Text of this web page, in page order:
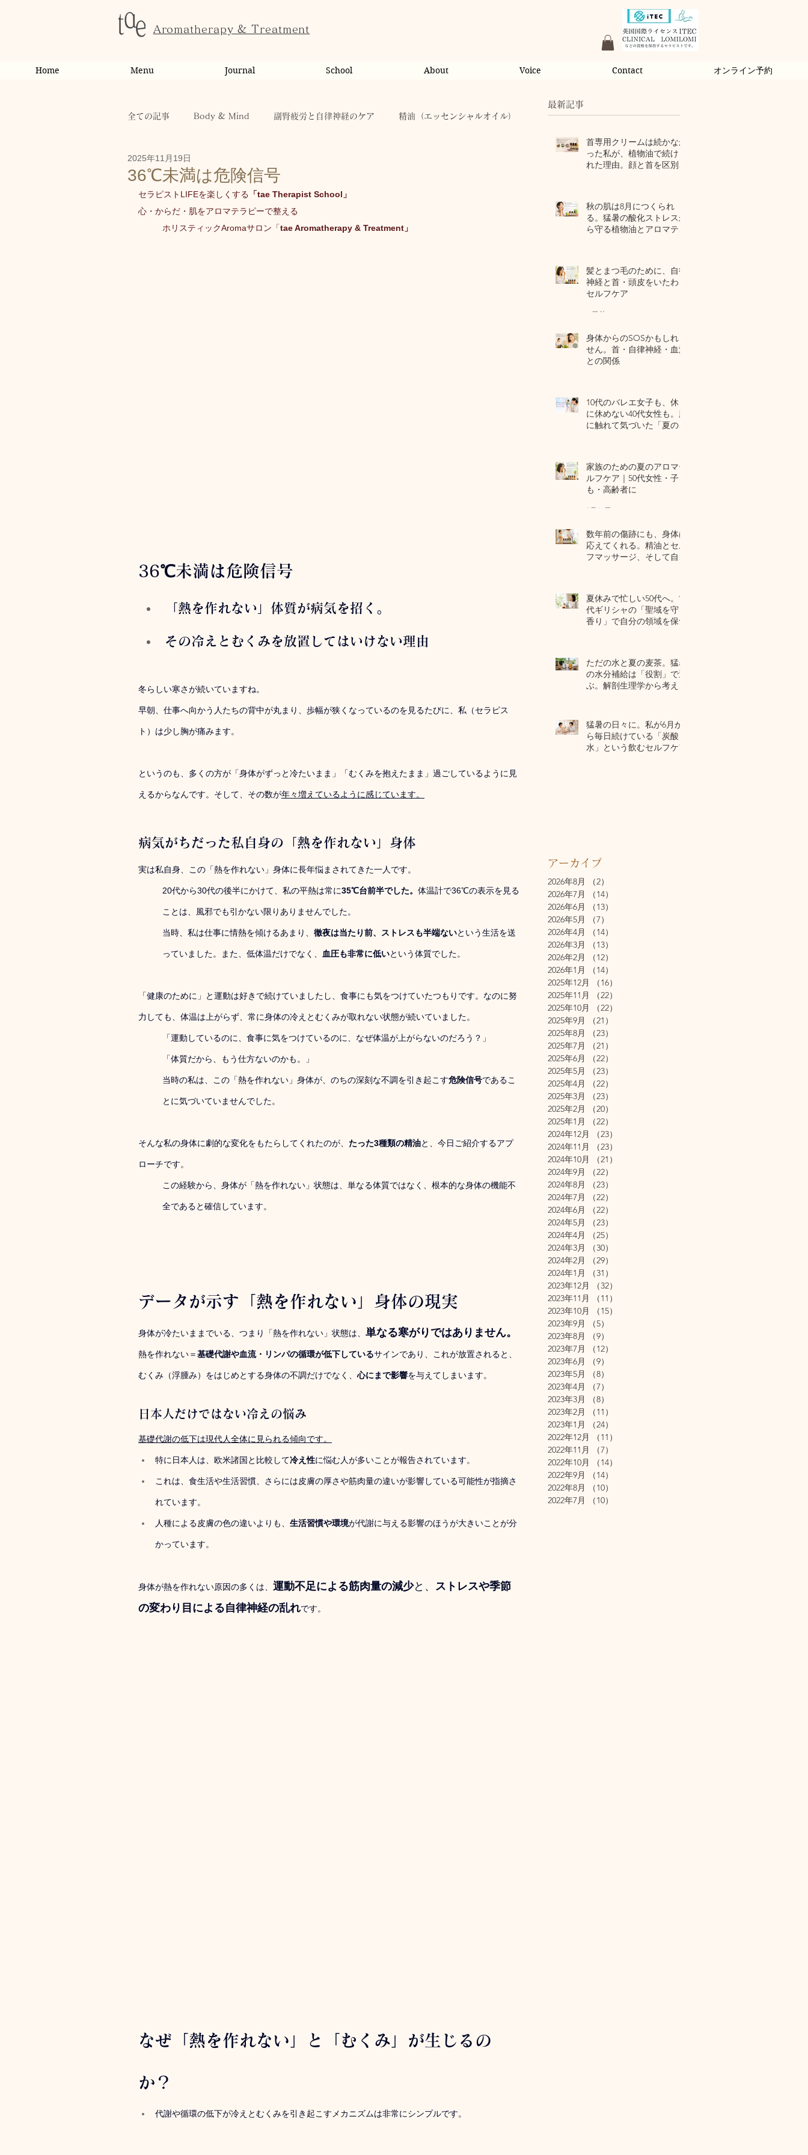
Aromatherapy & Treatment
Home Menu Journal School About Voice Contact オンライン予約
全ての記事 Body & Mind 副腎疲労と自律神経のケア 精油（エッセンシャルオイル）
お客様の変化・ご感想
お知らせ 健康 からだのこと
36℃未満は危険信号
2025年11月19日
セラピストLIFEを楽しくする 「tae Therapist School」
心・からだ・肌をアロマテラピーで整える
ホリスティックAromaサロン「tae Aromatherapy & Treatment」
36℃未満は危険信号
「熱を作れない」体質が病気を招く。
その冷えとむくみを放置してはいけない理由
冬らしい寒さが続いていますね。
早朝、仕事へ向かう人たちの背中が丸まり、歩幅が狭くなっているのを見るたびに、私（セラピス
ト）は少し胸が痛みます。
というのも、多くの方が「身体がずっと冷たいまま」「むくみを抱えたまま」過ごしているように見
えるからなんです。そして、その数が年々増えているように感じています。
病気がちだった私自身の「熱を作れない」身体
実は私自身、この「熱を作れない」身体に長年悩まされてきた一人です。
20代から30代の後半にかけて、私の平熱は常に35℃台前半でした。 体温計で36℃の表示を見る
ことは、風邪でも引かない限りありませんでした。
当時、私は仕事に情熱を傾けるあまり、 徹夜は当たり前、ストレスも半端ないという生活を送
っていました。また、低体温だけでなく、 血圧も非常に低いという体質でした。
「健康のために」と運動は好きで続けていましたし、食事にも気をつけていたつもりです。なのに努
力しても、体温は上がらず、常に身体の冷えとむくみが取れない状態が続いていました。
「運動しているのに、食事に気をつけているのに、なぜ体温が上がらないのだろう？」
「体質だから、もう仕方ないのかも。」
当時の私は、この「熱を作れない」身体が、のちの深刻な不調を引き起こす危険信号であるこ
とに気づいていませんでした。
そんな私の身体に劇的な変化をもたらしてくれたのが、 たった3種類の精油と、今日ご紹介するアプ
ローチです。
この経験から、身体が「熱を作れない」状態は、単なる体質ではなく、根本的な身体の機能不
全であると確信しています。
データが示す「熱を作れない」身体の現実
身体が冷たいままでいる、つまり「熱を作れない」状態は、 単なる寒がりではありません。
熱を作れない＝基礎代謝や血流・リンパの循環が低下しているサインであり、これが放置されると、
むくみ（浮腫み）をはじめとする身体の不調だけでなく、 心にまで影響を与えてしまいます。
日本人だけではない冷えの悩み
基礎代謝の低下は現代人全体に見られる傾向です。
特に日本人は、欧米諸国と比較して冷え性に悩む人が多いことが報告されています。
これは、食生活や生活習慣、さらには皮膚の厚さや筋肉量の違いが影響している可能性が指摘さ
れています。
人種による皮膚の色の違いよりも、 生活習慣や環境が代謝に与える影響のほうが大きいことが分
かっています。
身体が熱を作れない原因の多くは、 運動不足による筋肉量の減少と、 ストレスや季節
の変わり目による自律神経の乱れです。
なぜ「熱を作れない」と「むくみ」が生じるの
か？
代謝や循環の低下が冷えとむくみを引き起こすメカニズムは非常にシンプルです。
最新記事
首専用クリームは続かなか
った私が、植物油で続けら
れた理由。顔と首を区別し
秋の肌は8月につくられ
る。猛暑の酸化ストレスか
ら守る植物油とアロマテラ
髪とまつ毛のために、自律
神経と首・頭皮をいたわる
セルフケア
6 日前
身体からのSOSかもしれま
せん。首・自律神経・血流
との関係
10代のバレエ女子も、休日
に休めない40代女性も。肌
に触れて気づいた「夏の全
家族のための夏のアロマセ
ルフケア｜50代女性・子ど
も・高齢者に
7月24日
数年前の傷跡にも、身体は
応えてくれる。精油とセル
フマッサージ、そして自己
夏休みで忙しい50代へ。古
代ギリシャの「聖域を守る
香り」で自分の領域を保つ
ただの水と夏の麦茶。猛暑
の水分補給は「役割」で選
ぶ。解剖生理学から考える
猛暑の日々に。私が6月か
ら毎日続けている「炭酸
水」という飲むセルフケア
アーカイブ
2026年8月
（2）
2026年7月
（14）
2026年6月
（13）
2026年5月
（7）
2026年4月
（14）
2026年3月
（13）
2026年2月
（12）
2026年1月
（14）
2025年12月
（16）
2025年11月
（22）
2025年10月
（22）
2025年9月
（21）
2025年8月
（23）
2025年7月
（21）
2025年6月
（22）
2025年5月
（23）
2025年4月
（22）
2025年3月
（23）
2025年2月
（20）
2025年1月
（22）
2024年12月
（23）
2024年11月
（23）
2024年10月
（21）
2024年9月
（22）
2024年8月
（23）
2024年7月
（22）
2024年6月
（22）
2024年5月
（23）
2024年4月
（25）
2024年3月
（30）
2024年2月
（29）
2024年1月
（31）
2023年12月
（32）
2023年11月
（11）
2023年10月
（15）
2023年9月
（5）
2023年8月
（9）
2023年7月
（12）
2023年6月
（9）
2023年5月
（8）
2023年4月
（7）
2023年3月
（8）
2023年2月
（11）
2023年1月
（24）
2022年12月
（11）
2022年11月
（7）
2022年10月
（14）
2022年9月
（14）
2022年8月
（10）
2022年7月
（10）